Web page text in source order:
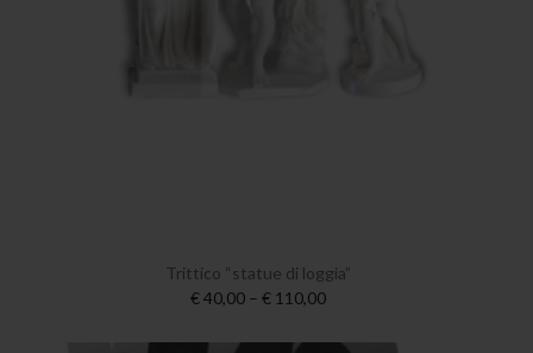
Trittico “statue di loggia”
€ 40,00 – € 110,00